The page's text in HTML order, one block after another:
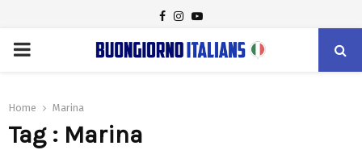
FACEBOOK
INSTAGRAM
YOUTUBE
PRIMARY
Home Marina
Tag : Marina